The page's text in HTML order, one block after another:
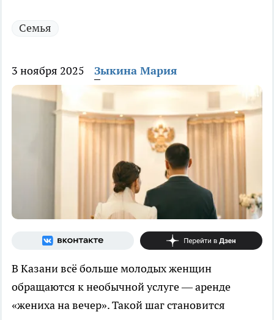
Семья
3 ноября 2025 Зыкина Мария
В Казани всё больше молодых женщин
обращаются к необычной услуге — аренде
«жениха на вечер». Такой шаг становится